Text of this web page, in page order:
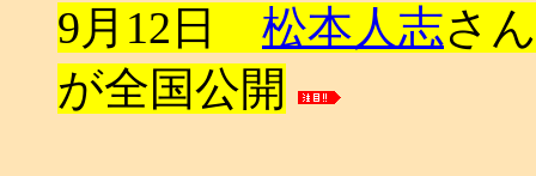
9月12日 松本人志さ
が全国公開